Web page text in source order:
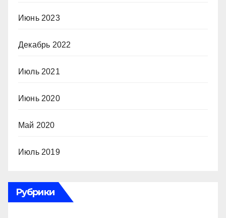
Июнь 2023
Декабрь 2022
Июль 2021
Июнь 2020
Май 2020
Июль 2019
Рубрики